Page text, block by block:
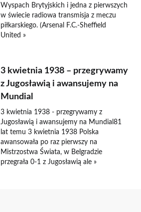
Wyspach Brytyjskich i jedna z pierwszych
w świecie radiowa transmisja z meczu
piłkarskiego. (Arsenal F.C.-Sheffield
United »
3 kwietnia 1938 – przegrywamy
z Jugosławią i awansujemy na
Mundial
3 kwietnia 1938 - przegrywamy z
Jugosławią i awansujemy na Mundial81
lat temu 3 kwietnia 1938 Polska
awansowała po raz pierwszy na
Mistrzostwa Świata, w Belgradzie
przegrała 0-1 z Jugosławią ale »